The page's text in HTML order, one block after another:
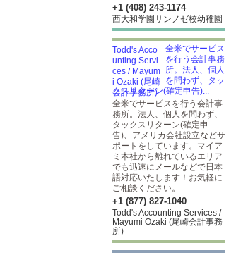
+1 (408) 243-1174
西大和学園サンノゼ校幼稚園
全米でサービス
を行う会計事務
所。法人、個人
を問わず、タッ
クスリターン(確定申告)...
全米でサービスを行う会計事
務所。法人、個人を問わず、
タックスリターン(確定申
告)、アメリカ会社設立などサ
ポートをしています。マイア
ミ本社から離れているエリア
でも迅速にメールなどで日本
語対応いたします！お気軽に
ご相談ください。
+1 (877) 827-1040
Todd's Accounting Services /
Mayumi Ozaki (尾崎会計事務
所)